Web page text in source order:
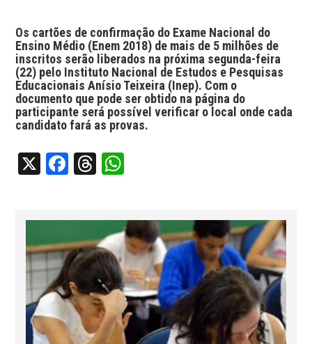
Os cartões de confirmação do Exame Nacional do
Ensino Médio (Enem 2018) de mais de 5 milhões de
inscritos serão liberados na próxima segunda-feira
(22) pelo Instituto Nacional de Estudos e Pesquisas
Educacionais Anísio Teixeira (Inep). Com o
documento que pode ser obtido na página do
participante será possível verificar o local onde cada
candidato fará as provas.
X Facebook
Threads